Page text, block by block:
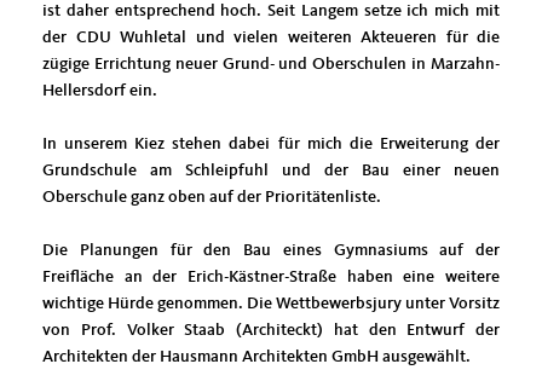
ist daher entsprechend hoch. Seit Langem setze ich mich mit
der CDU Wuhletal und vielen weiteren Akteueren für die
zügige Errichtung neuer Grund- und Oberschulen in Marzahn-
Hellersdorf ein.
In unserem Kiez stehen dabei für mich die Erweiterung der
Grundschule am Schleipfuhl und der Bau einer neuen
Oberschule ganz oben auf der Prioritätenliste.
Die Planungen für den Bau eines Gymnasiums auf der
Freifläche an der Erich-Kästner-Straße haben eine weitere
wichtige Hürde genommen. Die Wettbewerbsjury unter Vorsitz
von Prof. Volker Staab (Architeckt) hat den Entwurf der
Architekten der Hausmann Architekten GmbH ausgewählt.